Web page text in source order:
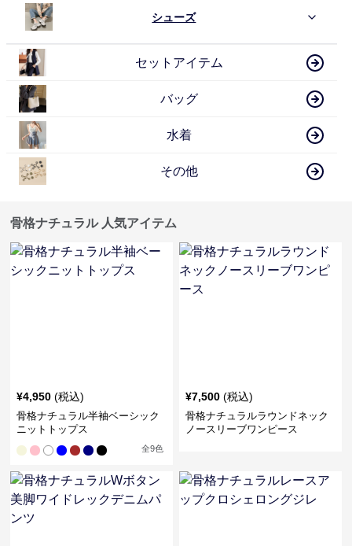
シューズ
セットアイテム
バッグ
水着
その他
骨格ナチュラル 人気アイテム
¥4,950 (税込)
骨格ナチュラル半袖ベーシック
ニットトップス
全9色
¥7,500 (税込)
骨格ナチュラルラウンドネック
ノースリーブワンピース